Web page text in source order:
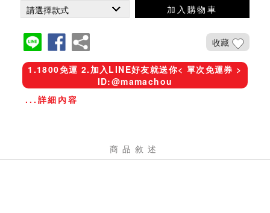
加入購物車
收藏
1.1800免運 2.加入LINE好友就送你< 單次免運券 >
ID:@mamachou
...詳細內容
商品敘述